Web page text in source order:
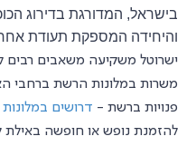
בישראל, המדורגת בדירוג
והיחידה המספקת תעודת
ישרוטל משקיעה משאבים רבים
משרות במלונות הרשת ברחבי
פנויות ברשת - דרושים במלונות
להזמנת נופש או חופשה באילת